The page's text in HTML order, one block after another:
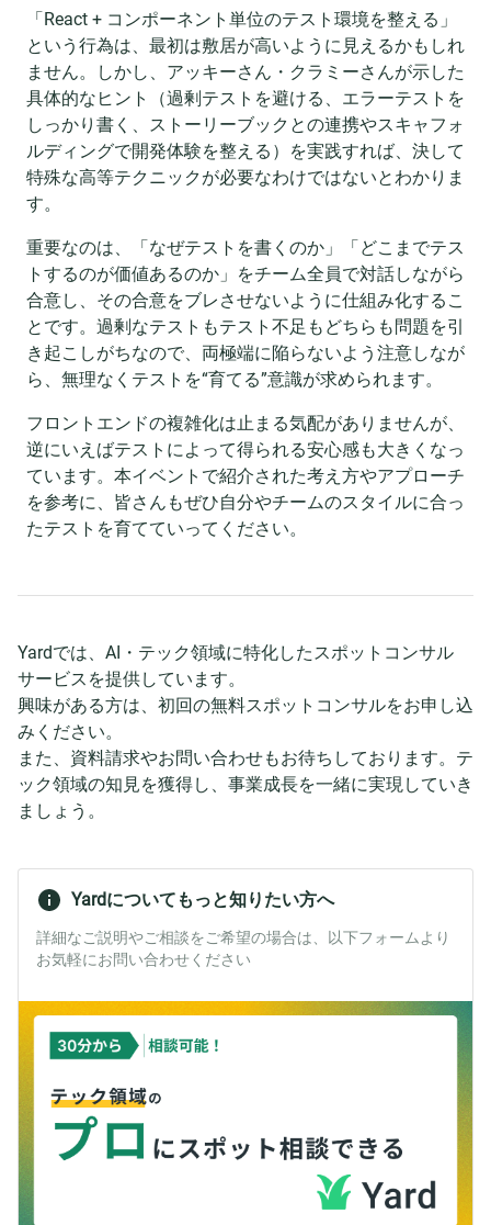
「React + コンポーネント単位のテスト環境を整える」
という行為は、最初は敷居が高いように見えるかもしれ
ません。しかし、アッキーさん・クラミーさんが示した
具体的なヒント（過剰テストを避ける、エラーテストを
しっかり書く、ストーリーブックとの連携やスキャフォ
ルディングで開発体験を整える）を実践すれば、決して
特殊な高等テクニックが必要なわけではないとわかりま
す。
重要なのは、「なぜテストを書くのか」「どこまでテス
トするのが価値あるのか」をチーム全員で対話しながら
合意し、その合意をブレさせないように仕組み化するこ
とです。過剰なテストもテスト不足もどちらも問題を引
き起こしがちなので、両極端に陥らないよう注意しなが
ら、無理なくテストを“育てる”意識が求められます。
フロントエンドの複雑化は止まる気配がありませんが、
逆にいえばテストによって得られる安心感も大きくなっ
ています。本イベントで紹介された考え方やアプローチ
を参考に、皆さんもぜひ自分やチームのスタイルに合っ
たテストを育てていってください。
Yardでは、AI・テック領域に特化したスポットコンサル
サービスを提供しています。
興味がある方は、初回の無料スポットコンサルをお申し込
みください。
また、資料請求やお問い合わせもお待ちしております。テ
ック領域の知見を獲得し、事業成長を一緒に実現していき
ましょう。
Yardについてもっと知りたい方へ
詳細なご説明やご相談をご希望の場合は、以下フォームより
お気軽にお問い合わせください